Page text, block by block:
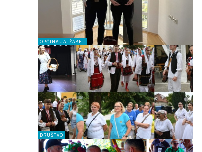
OPĆINA JALŽABET
DRUŠTVO